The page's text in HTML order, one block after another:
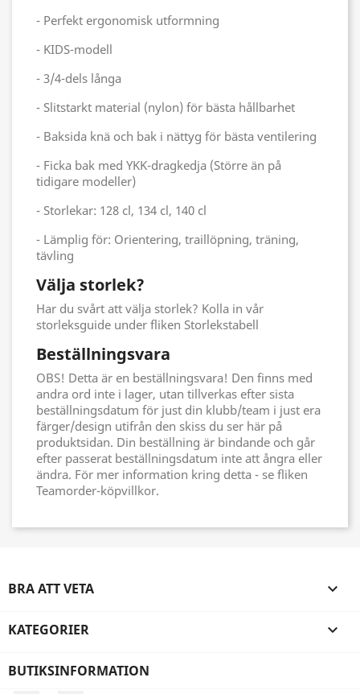
- Perfekt ergonomisk utformning
- KIDS-modell
- 3/4-dels långa
- Slitstarkt material (nylon) för bästa hållbarhet
- Baksida knä och bak i nättyg för bästa ventilering
- Ficka bak med YKK-dragkedja (Större än på
tidigare modeller)
- Storlekar: 128 cl, 134 cl, 140 cl
- Lämplig för: Orientering, traillöpning, träning,
tävling
Välja storlek?
Har du svårt att välja storlek? Kolla in vår
storleksguide under fliken Storlekstabell
Beställningsvara
OBS! Detta är en beställningsvara! Den finns med
andra ord inte i lager, utan tillverkas efter sista
beställningsdatum för just din klubb/team i just era
färger/design utifrån den skiss du ser här på
produktsidan. Din beställning är bindande och går
efter passerat beställningsdatum inte att ångra eller
ändra. För mer information kring detta - se fliken
Teamorder-köpvillkor.
BRA ATT VETA 
KATEGORIER 
BUTIKSINFORMATION